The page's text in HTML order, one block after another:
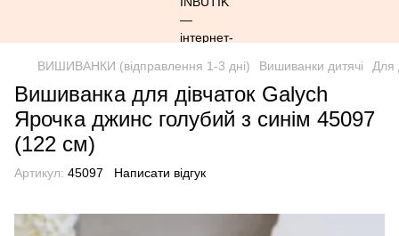
ВИШИВАНКИ (відправлення 1-3 дні) Вишиванки дитячі Для
Вишиванка для дівчаток Galych
Ярочка джинс голубий з синім 45097
(122 см)
Артикул: 45097 Написати відгук